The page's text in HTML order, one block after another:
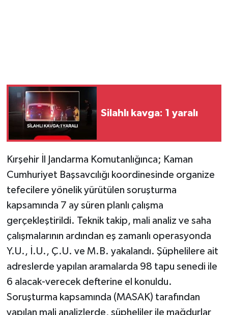
Silahlı kavga: 1 yaralı
Kırşehir İl Jandarma Komutanlığınca; Kaman
Cumhuriyet Başsavcılığı koordinesinde organize
tefecilere yönelik yürütülen soruşturma
kapsamında 7 ay süren planlı çalışma
gerçekleştirildi. Teknik takip, mali analiz ve saha
çalışmalarının ardından eş zamanlı operasyonda
Y.U., İ.U., Ç.U. ve M.B. yakalandı. Şüphelilere ait
adreslerde yapılan aramalarda 98 tapu senedi ile
6 alacak-verecek defterine el konuldu.
Soruşturma kapsamında (MASAK) tarafından
yapılan mali analizlerde, şüpheliler ile mağdurlar